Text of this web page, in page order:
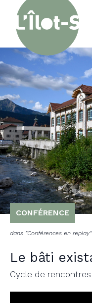
CONFÉRENCE
dans "Conférences en replay"
Le bâti
Cycle de